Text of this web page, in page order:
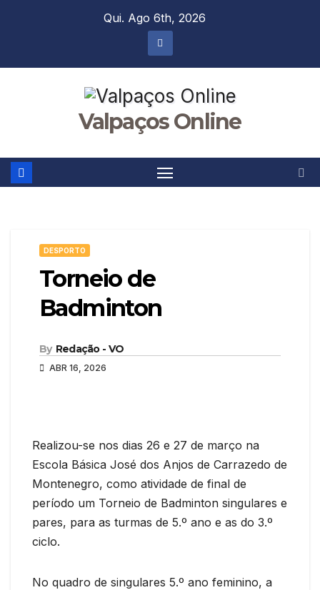
Qui. Ago 6th, 2026
Valpaços Online
DESPORTO
Torneio de
Badminton
By Redação - VO
ABR 16, 2026
Realizou-se nos dias 26 e 27 de março na
Escola Básica José dos Anjos de Carrazedo de
Montenegro, como atividade de final de
período um Torneio de Badminton singulares e
pares, para as turmas de 5.º ano e as do 3.º
ciclo.
No quadro de singulares 5.º ano feminino, a